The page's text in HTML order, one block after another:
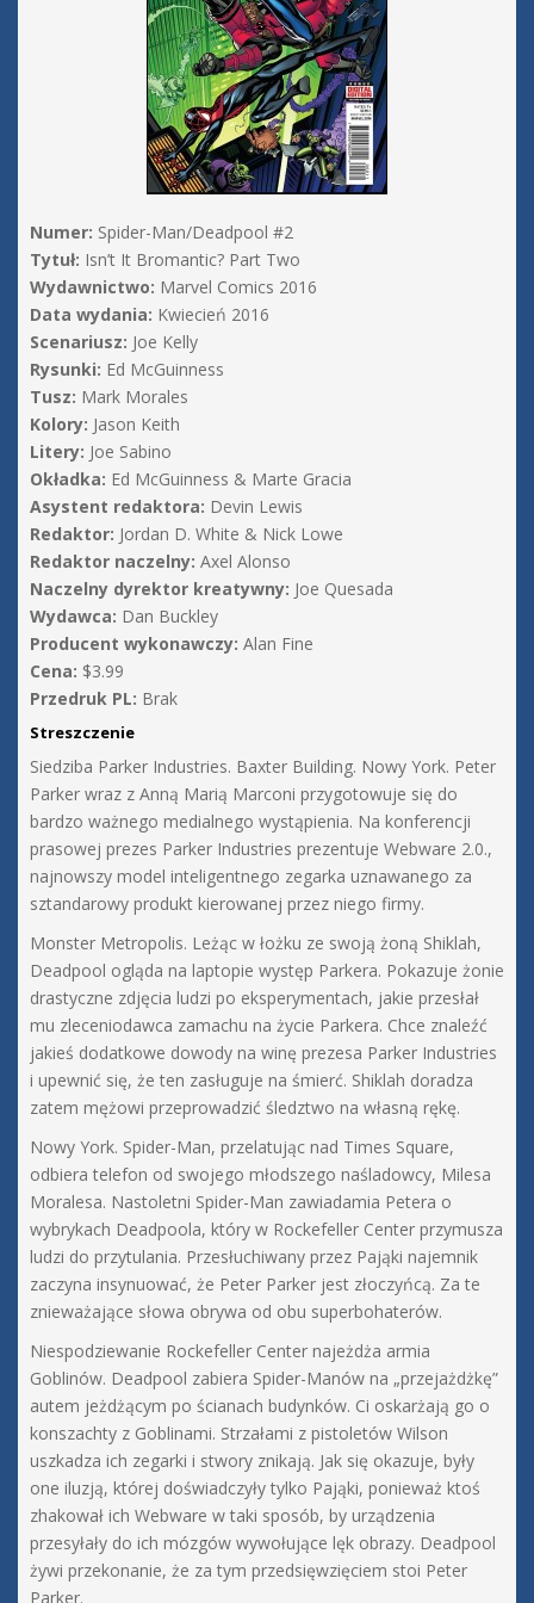
Numer: Spider-Man/Deadpool #2
Tytuł: Isn’t It Bromantic? Part Two
Wydawnictwo: Marvel Comics 2016
Data wydania: Kwiecień 2016
Scenariusz: Joe Kelly
Rysunki: Ed McGuinness
Tusz: Mark Morales
Kolory: Jason Keith
Litery: Joe Sabino
Okładka: Ed McGuinness & Marte Gracia
Asystent redaktora: Devin Lewis
Redaktor: Jordan D. White & Nick Lowe
Redaktor naczelny: Axel Alonso
Naczelny dyrektor kreatywny: Joe Quesada
Wydawca: Dan Buckley
Producent wykonawczy: Alan Fine
Cena: $3.99
Przedruk PL: Brak
Streszczenie
Siedziba Parker Industries. Baxter Building. Nowy York. Peter
Parker wraz z Anną Marią Marconi przygotowuje się do
bardzo ważnego medialnego wystąpienia. Na konferencji
prasowej prezes Parker Industries prezentuje Webware 2.0.,
najnowszy model inteligentnego zegarka uznawanego za
sztandarowy produkt kierowanej przez niego firmy.
Monster Metropolis. Leżąc w łożku ze swoją żoną Shiklah,
Deadpool ogląda na laptopie występ Parkera. Pokazuje żonie
drastyczne zdjęcia ludzi po eksperymentach, jakie przesłał
mu zleceniodawca zamachu na życie Parkera. Chce znaleźć
jakieś dodatkowe dowody na winę prezesa Parker Industries
i upewnić się, że ten zasługuje na śmierć. Shiklah doradza
zatem mężowi przeprowadzić śledztwo na własną rękę.
Nowy York. Spider-Man, przelatując nad Times Square,
odbiera telefon od swojego młodszego naśladowcy, Milesa
Moralesa. Nastoletni Spider-Man zawiadamia Petera o
wybrykach Deadpoola, który w Rockefeller Center przymusza
ludzi do przytulania. Przesłuchiwany przez Pająki najemnik
zaczyna insynuować, że Peter Parker jest złoczyńcą. Za te
znieważające słowa obrywa od obu superbohaterów.
Niespodziewanie Rockefeller Center najeżdża armia
Goblinów. Deadpool zabiera Spider-Manów na „przejażdżkę”
autem jeżdżącym po ścianach budynków. Ci oskarżają go o
konszachty z Goblinami. Strzałami z pistoletów Wilson
uszkadza ich zegarki i stwory znikają. Jak się okazuje, były
one iluzją, której doświadczyły tylko Pająki, ponieważ ktoś
zhakował ich Webware w taki sposób, by urządzenia
przesyłały do ich mózgów wywołujące lęk obrazy. Deadpool
żywi przekonanie, że za tym przedsięwzięciem stoi Peter
Parker.